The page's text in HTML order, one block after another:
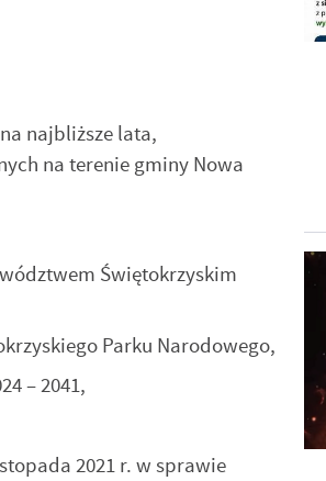
najbliższe lata,
na terenie gminy Nowa
Świętokrzyskim
Parku Narodowego,
– 2041,
2021 r. w sprawie